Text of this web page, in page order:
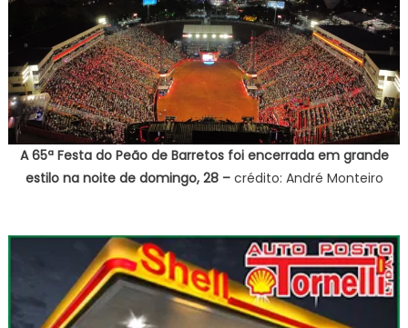
A 65ª Festa do Peão de Barretos foi encerrada em grande
estilo na noite de domingo, 28 – crédito: André Monteiro